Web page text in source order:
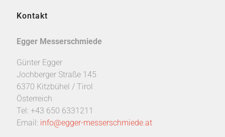
Kontakt
Egger Messerschmiede
Günter Egger
Jochberger Straße 145
6370 Kitzbühel / Tirol
Österreich
Tel: +43 650 6331211
Email: info@egger-messerschmiede.at